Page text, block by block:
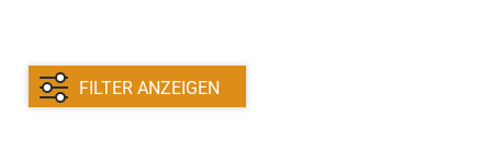
FILTER ANZEIGEN